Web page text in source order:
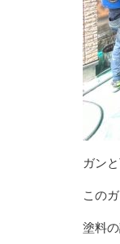
ガン
この
塗料